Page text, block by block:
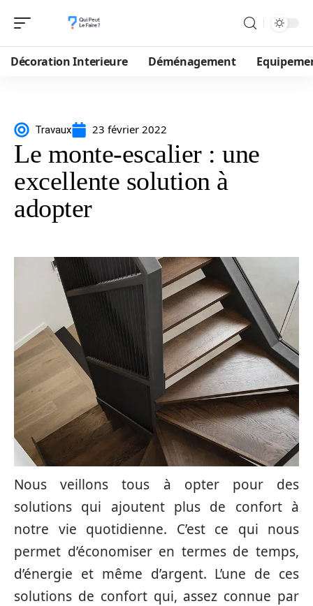
Décoration Interieure Déménagement
Travaux 23 février 2022
Le monte-escalier : une
excellente solution à
adopter
Nous veillons tous à opter pour des
solutions qui ajoutent plus de confort à
notre vie quotidienne. C’est ce qui nous
permet d’économiser en termes de temps,
d’énergie et même d’argent. L’une de ces
solutions de confort qui, assez connue par